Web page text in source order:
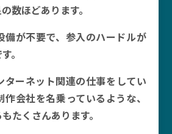
数ほどあります。
備が不要で、参入のハードルが
。
ターネット関連の仕事をしてい
会社を名乗っているような、
たくさんあります。